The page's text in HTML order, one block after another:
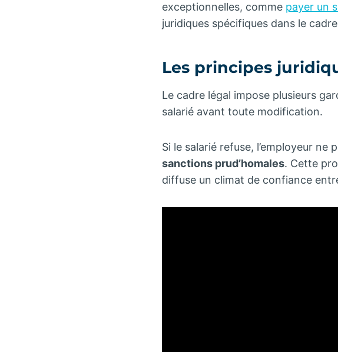
exceptionnelles, comme payer un
juridiques spécifiques dans le
Les principes
Le cadre légal impose plusieurs
salarié avant toute modification.
Si le salarié refuse, l’employeur
sanctions prud’homales. Cette
diffuse un climat de confiance